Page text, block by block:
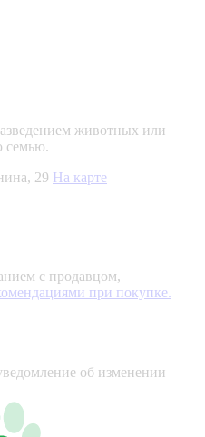
животных или
семью.
29 На карте
с продавцом,
при покупке.
об изменении